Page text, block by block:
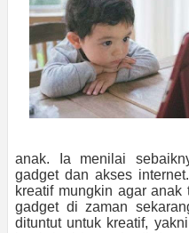
anak. Ia menilai
gadget dan akses
kreatif mungkin agar
gadget di zaman
dituntut untuk kreatif,